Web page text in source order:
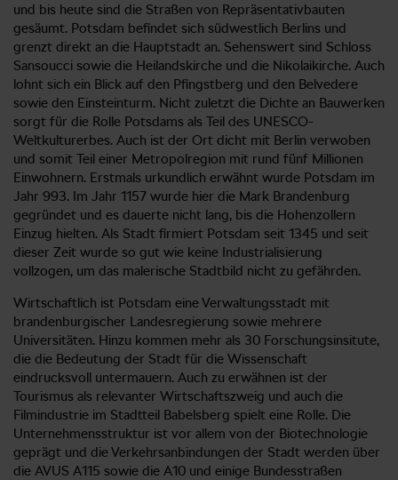
und bis heute sind die Straßen von Repräsentativbauten
gesäumt. Potsdam befindet sich südwestlich Berlins und
grenzt direkt an die Hauptstadt an. Sehenswert sind Schloss
Sansoucci sowie die Heilandskirche und die Nikolaikirche. Auch
lohnt sich ein Blick auf den Pfingstberg und den Belvedere
sowie den Einsteinturm. Nicht zuletzt die Dichte an Bauwerken
sorgt für die Rolle Potsdams als Teil des UNESCO-
Weltkulturerbes. Auch ist der Ort dicht mit Berlin verwoben
und somit Teil einer Metropolregion mit rund fünf Millionen
Einwohnern. Erstmals urkundlich erwähnt wurde Potsdam im
Jahr 993. Im Jahr 1157 wurde hier die Mark Brandenburg
gegründet und es dauerte nicht lang, bis die Hohenzollern
Einzug hielten. Als Stadt firmiert Potsdam seit 1345 und seit
dieser Zeit wurde so gut wie keine Industrialisierung
vollzogen, um das malerische Stadtbild nicht zu gefährden.
Wirtschaftlich ist Potsdam eine Verwaltungsstadt mit
brandenburgischer Landesregierung sowie mehrere
Universitäten. Hinzu kommen mehr als 30 Forschungsinsitute,
die die Bedeutung der Stadt für die Wissenschaft
eindrucksvoll untermauern. Auch zu erwähnen ist der
Tourismus als relevanter Wirtschaftszweig und auch die
Filmindustrie im Stadtteil Babelsberg spielt eine Rolle. Die
Unternehmensstruktur ist vor allem von der Biotechnologie
geprägt und die Verkehrsanbindungen der Stadt werden über
die AVUS A115 sowie die A10 und einige Bundesstraßen